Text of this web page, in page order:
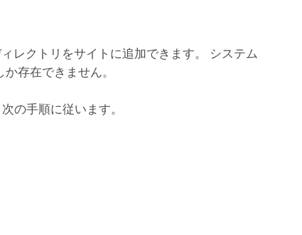
レクトリをサイトに追加できます。 システム
存在できません。
の手順に従います。